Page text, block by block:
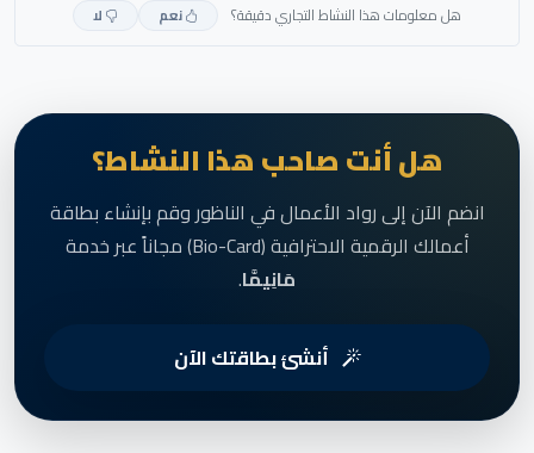
هل معلومات هذا النشاط التجاري دقيقة؟ نعم لا
هل أنت صاحب هذا النشاط؟
انضم الآن إلى رواد الأعمال في الناظور وقم بإنشاء بطاقة
أعمالك الرقمية الاحترافية (Bio-Card) مجاناً عبر خدمة
مَانِيمَّا.
أنشئ بطاقتك الآن